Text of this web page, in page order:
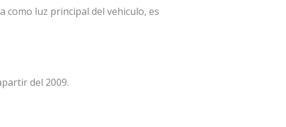
como luz principal del vehiculo, es
del 2009.